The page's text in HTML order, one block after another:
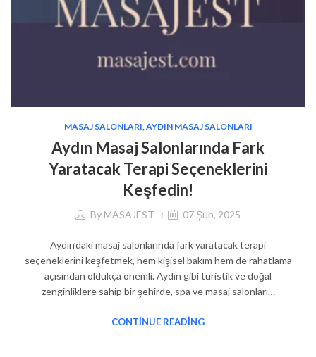
MASAJ SALONLARI,AYDIN MASAJ SALONLARI
Aydın Masaj Salonlarında Fark
Yaratacak Terapi Seçeneklerini
Keşfedin!
By MASAJEST 07 Şub, 2025
Aydın’daki masaj salonlarında fark yaratacak terapi
seçeneklerini keşfetmek, hem kişisel bakım hem de rahatlama
açısından oldukça önemli. Aydın gibi turistik ve doğal
zenginliklere sahip bir şehirde, spa ve masaj salonları…
CONTINUE READING